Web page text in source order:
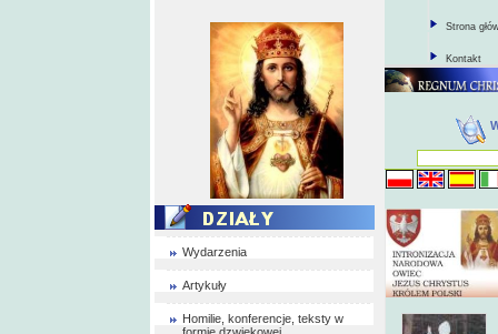
Wydarzenia
Artykuły
Homilie, konferencje, teksty w
Strona
Kontakt